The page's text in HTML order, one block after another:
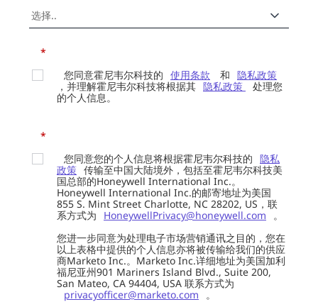
*
您同意霍尼韦尔科技的 使用条款 和 隐私政策
，并理解霍尼韦尔科技将根据其 隐私政策
处理您
的个人信息。
*
您同意您的个人信息将根据霍尼韦尔科技的 隐私
政策 传输至中国大陆境外，包括至霍尼韦尔科技美
国总部的Honeywell International Inc.。
Honeywell International Inc.的邮寄地址为美国
855 S. Mint Street Charlotte, NC 28202, US，联
系方式为
HoneywellPrivacy@honeywell.com
。
您进一步同意为处理电子市场营销通讯之目的，您在
以上表格中提供的个人信息亦将被传输给我们的供应
商Marketo Inc.。Marketo Inc.详细地址为美国加利
福尼亚州901 Mariners Island Blvd., Suite 200,
San Mateo, CA 94404, USA 联系方式为
privacyofficer@marketo.com
。